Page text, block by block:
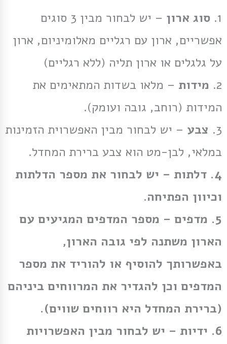
1. סוג ארון
– יש לבחור מבין 3 סוגים
אפשריים, ארון עם רגליים מאלומיניום, ארון
על גלגלים או ארון תליה (ללא רגליים)
2. מידות – מלאו בשדות המתאימים את
המידות (רוחב, גובה ועומק).
3. צבע – יש לבחור מבין האפשרוית הזמינות
במלאי, לבן-מט הוא צבע ברירת המחדל.
4. דלתות – יש לבחור את מספר הדלתות
וכיוון הפתיחה.
5. מדפים – מספר המדפים המגיעים עם
הארון משתנה לפי גובה הארון,
באפשרותך להוסיף או להוריד את מספר
המדפים וכן להגדיר את המרווחים ביניהם
(ברירת המחדל היא רווחים שווים).
6. ידיות – יש לבחור מבין האפשרויות